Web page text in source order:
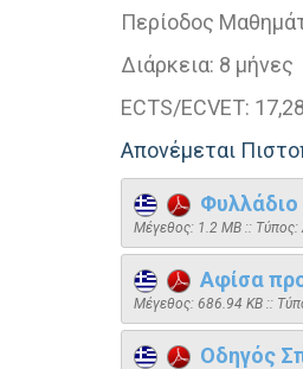
Περίοδος
Διάρκεια: 8 μήνες
ECTS/ECVET: 17,28
Απονέμεται
Mέγεθος: 1.2 MB :: Τύπος:
Αφίσα
Mέγεθος: 686.94 KB ::
Οδηγός